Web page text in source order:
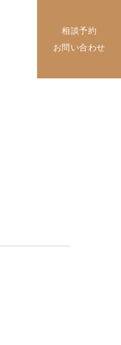
相談予約
お問い合わせ